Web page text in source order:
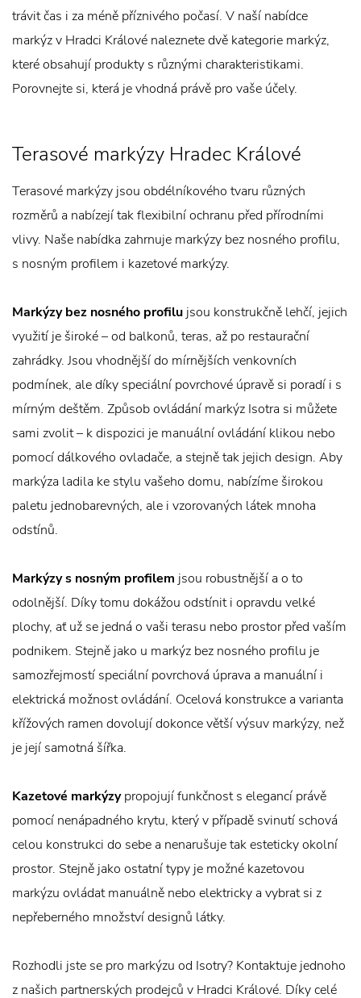
trávit čas i za méně příznivého počasí. V naší nabídce
markýz v Hradci Králové naleznete dvě kategorie markýz,
které obsahují produkty s různými charakteristikami.
Porovnejte si, která je vhodná právě pro vaše účely.
Terasové markýzy Hradec Králové
Terasové markýzy jsou obdélníkového tvaru různých
rozměrů a nabízejí tak flexibilní ochranu před přírodními
vlivy. Naše nabídka zahrnuje markýzy bez nosného profilu,
s nosným profilem i kazetové markýzy.
Markýzy bez nosného profilu jsou konstrukčně lehčí, jejich
využití je široké – od balkonů, teras, až po restaurační
zahrádky. Jsou vhodnější do mírnějších venkovních
podmínek, ale díky speciální povrchové úpravě si poradí i s
mírným deštěm. Způsob ovládání markýz Isotra si můžete
sami zvolit – k dispozici je manuální ovládání klikou nebo
pomocí dálkového ovladače, a stejně tak jejich design. Aby
markýza ladila ke stylu vašeho domu, nabízíme širokou
paletu jednobarevných, ale i vzorovaných látek mnoha
odstínů.
Markýzy s nosným profilem jsou robustnější a o to
odolnější. Díky tomu dokážou odstínit i opravdu velké
plochy, ať už se jedná o vaši terasu nebo prostor před vaším
podnikem. Stejně jako u markýz bez nosného profilu je
samozřejmostí speciální povrchová úprava a manuální i
elektrická možnost ovládání. Ocelová konstrukce a varianta
křížových ramen dovolují dokonce větší výsuv markýzy, než
je její samotná šířka.
Kazetové markýzypropojují funkčnost s elegancí právě
pomocí nenápadného krytu, který v případě svinutí schová
celou konstrukci do sebe a nenarušuje tak esteticky okolní
prostor. Stejně jako ostatní typy je možné kazetovou
markýzu ovládat manuálně nebo elektricky a vybrat si z
nepřeberného množství designů látky.
Rozhodli jste se pro markýzu od Isotry? Kontaktuje jednoho
z našich partnerských prodejců v Hradci Králové. Díky celé